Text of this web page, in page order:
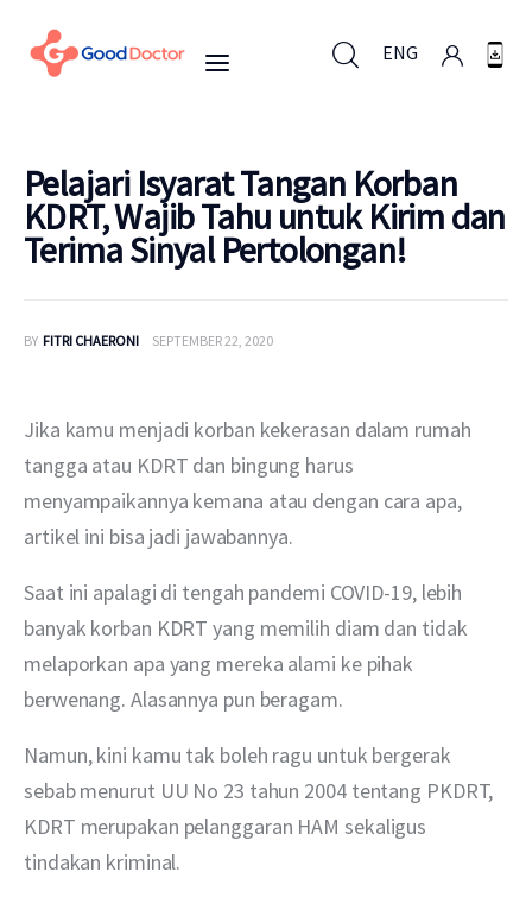
ENG
ENG
Untuk Bisnis
Layanan
Pelajari Isyarat Tangan Korban
KDRT, Wajib Tahu untuk Kirim dan
Terima Sinyal Pertolongan!
BY FITRI CHAERONI SEPTEMBER 22, 2020
Jika kamu menjadi korban kekerasan dalam rumah
tangga atau KDRT dan bingung harus
menyampaikannya kemana atau dengan cara apa,
artikel ini bisa jadi jawabannya.
Saat ini apalagi di tengah pandemi COVID-19, lebih
banyak korban KDRT yang memilih diam dan tidak
melaporkan apa yang mereka alami ke pihak
berwenang. Alasannya pun beragam.
Namun, kini kamu tak boleh ragu untuk bergerak
sebab menurut UU No 23 tahun 2004 tentang PKDRT,
KDRT merupakan pelanggaran HAM sekaligus
tindakan kriminal.